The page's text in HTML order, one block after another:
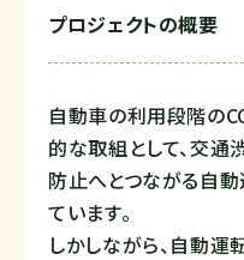
プロジェクトの概要
自動車の利用段階の
的な取組として、交通
防止へとつながる自
ています。
しかしながら、自動